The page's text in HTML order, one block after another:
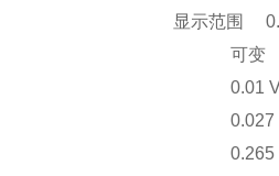
显示范围
可
0.01 V/m
0.027
0.265 µW/